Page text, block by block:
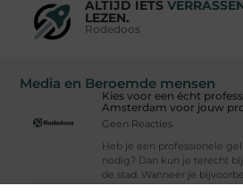
ALTIJD IETS
LEZEN.
Rodedoos
Media en Beroemde mensen
Kies voor een écht
Amsterdam voor jouw
Geen Reacties
Heb je een professionele
nodig? Dan kun je terecht
de stad. Wanneer je